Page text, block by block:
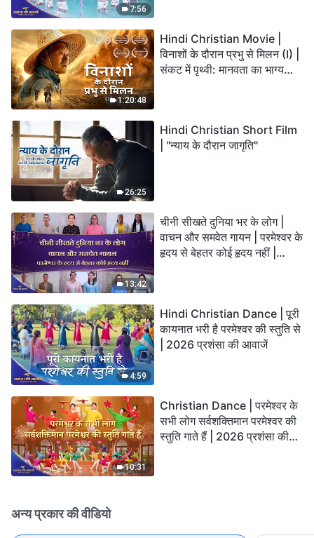
7:56
1:20:48
Hindi Christian Movie |
विनाशों के दौरान प्रभु से मिलन (I) |
संकट में पृथ्वी: मानवता का भाग्य
26:25
Hindi Christian Short Film
| "न्याय के दौरान जागृति"
13:42
चीनी सीखते दुनिया भर के लोग |
वाचन और समवेत गायन | परमेश्वर के
हृदय से बेहतर कोई हृदय नहीं |
4:59
Hindi Christian Dance | पूरी
कायनात भरी है परमेश्वर की स्तुति से
| 2026 प्रशंसा की आवाजें
10:31
Christian Dance | परमेश्वर के
सभी लोग सर्वशक्तिमान परमेश्वर की
स्तुति गाते हैं | 2026 प्रशंसा की
अन्य प्रकार की वीडियो